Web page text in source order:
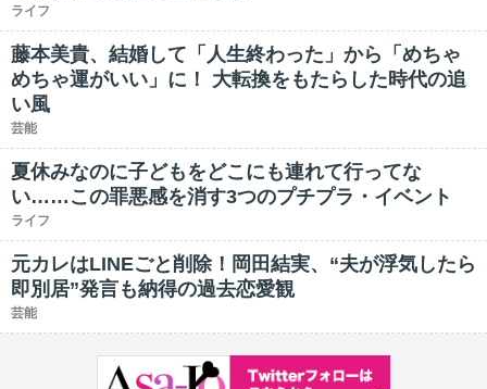
ライフ
藤本美貴、結婚して「人生終わった」から「めちゃ
めちゃ運がいい」に！ 大転換をもたらした時代の追
い風
芸能
夏休みなのに子どもをどこにも連れて行ってな
い……この罪悪感を消す3つのプチプラ・イベント
ライフ
元カレはLINEごと削除！岡田結実、“夫が浮気したら
即別居”発言も納得の過去恋愛観
芸能